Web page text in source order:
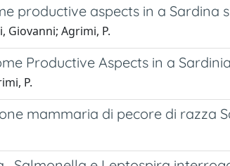
productive aspects in a Sardina
Giovanni; Agrimi, P.
Productive Aspects in a
P.
mammaria di pecore di razza